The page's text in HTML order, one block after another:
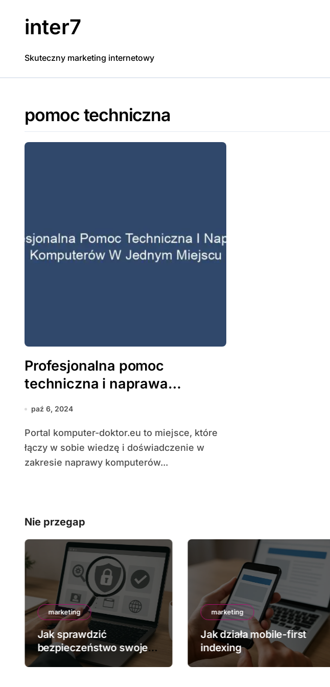
inter7
Skuteczny marketing internetowy
pomoc techniczna
Profesjonalna pomoc
techniczna i naprawa
komputerów w jednym
paź 6, 2024
Portal komputer-doktor.eu to miejsce, które
łączy w sobie wiedzę i doświadczenie w
zakresie naprawy komputerów...
Nie przegap
marketing
Jak sprawdzić
bezpieczeństwo swojej
strony
marketing
Jak działa mobile-first
indexing